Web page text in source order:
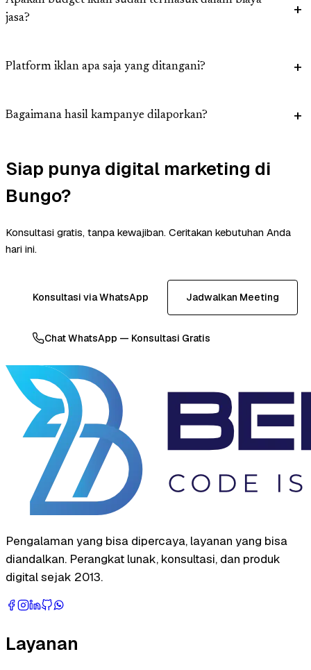
jasa?
Platform iklan apa saja yang ditangani?
Bagaimana hasil kampanye dilaporkan?
Siap punya digital marketing di
Bungo?
Konsultasi gratis, tanpa kewajiban. Ceritakan kebutuhan Anda
hari ini.
Konsultasi via WhatsApp Jadwalkan Meeting
Chat WhatsApp — Konsultasi Gratis
Pengalaman yang bisa dipercaya, layanan yang bisa
diandalkan. Perangkat lunak, konsultasi, dan produk
digital sejak 2013.
Layanan